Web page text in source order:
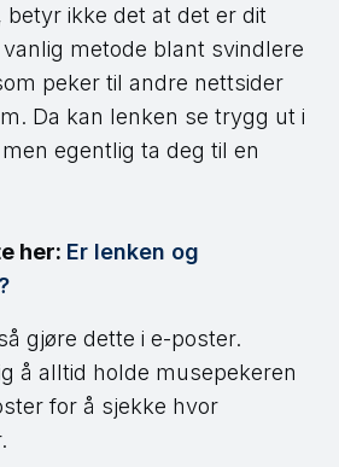
ikke det at det er dit
metode blant svindlere
peker til andre nettsider
Da kan lenken se trygg ut i
egentlig ta deg til en
her: Er lenken og
gjøre dette i e-poster.
å alltid holde musepekeren
for å sjekke hvor